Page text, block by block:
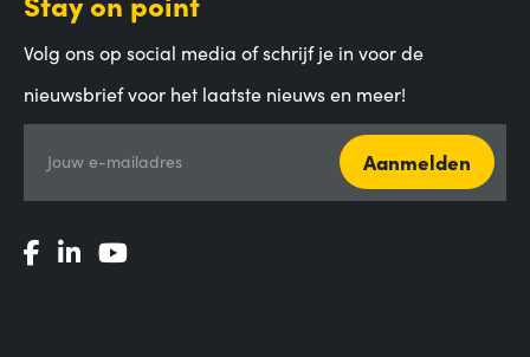
Volg ons op social media of schrijf je in voor de
nieuwsbrief voor het laatste nieuws en meer!
Jouw e-mailadres Aanmelden